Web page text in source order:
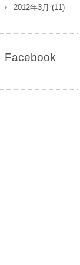
2012年3月 (11)
Facebook